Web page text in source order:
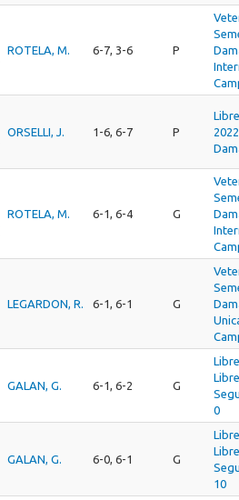
ROTELA, M. 6-7, 3-6 P
ORSELLI, J. 1-6, 6-7 P
ROTELA, M. 6-1, 6-4 G
LEGARDON, R. 6-1, 6-1 G
GALAN, G. 6-1, 6-2 G
0
GALAN, G. 6-0, 6-1 G
10